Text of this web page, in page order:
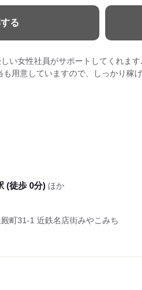
る
い女性社員がサポートしてくれま
用意していますので、しっかり稼げ
(徒歩 0分) ほか
町31-1 近鉄名店街みやこみち